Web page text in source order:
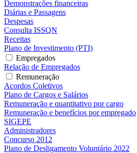
Demonstrações financeiras
Diárias e Passagens
Despesas
Consulta ISSQN
Receitas
Plano de Investimento (PTI)
Empregados
Relação de Empregados
Remuneração
Acordos Coletivos
Plano de Cargos e Salários
Remuneração e quantitativo por cargo
Remuneração e benefícios por empregado
SIGEPE
Administradores
Concurso 2012
Plano de Desligamento Voluntário 2022